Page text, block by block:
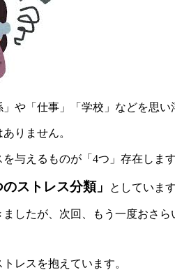
や「仕事」「学校」などを思い
りません。
与えるものが「4つ」存在します
のストレス分類」 としています
したが、次回、もう一度おさら
レスを抱えています。